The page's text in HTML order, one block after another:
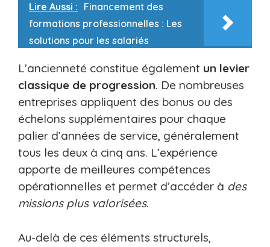
Lire Aussi : Financement des
formations professionnelles : Les
solutions pour les salariés
L’ancienneté constitue également un levier
classique de progression. De nombreuses
entreprises appliquent des bonus ou des
échelons supplémentaires pour chaque
palier d’années de service, généralement
tous les deux à cinq ans. L’expérience
apporte de meilleures compétences
opérationnelles et permet d’accéder à des
missions plus valorisées.
Au-delà de ces éléments structurels,